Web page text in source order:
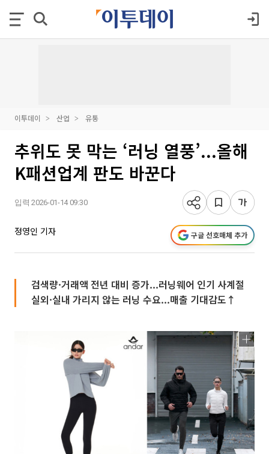
이투데이 산업 유통
추위도 못 막는 ‘러닝 열풍’...올해
K패션업계 판도 바꾼다
입력 2026-01-14 09:30
정영인 기자 구글 선호매체 추가
검색량·거래액 전년 대비 증가...러닝웨어 인기 사계절
실외·실내 가리지 않는 러닝 수요...매출 기대감도↑